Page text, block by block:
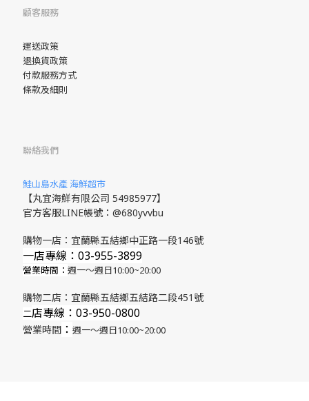
顧客服務
運送政策
退換貨政策
付款服務方式
條款及細則
聯絡我們
鮭山島水產 海鮮超市
【丸宜海鮮有限公司 54985977】
官方客服LINE帳號：@680yvvbu
購物一店：宜蘭縣五結鄉中正路一段146號
一店專線：03-955-3899
營業時間： 週一～週日10:00~20:00
購物二店：宜蘭縣五結鄉五結路二段451號
​二店專線 ：03-950-0800
營業時間 ： 週一～週日10:00~20:00